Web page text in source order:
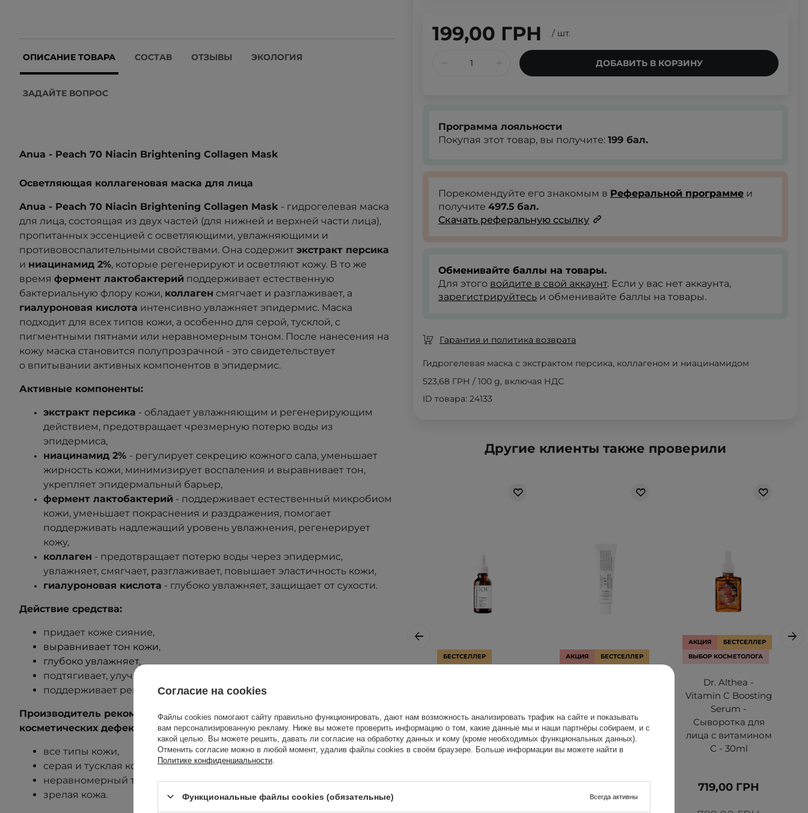
ОПИСАНИЕ ТОВАРА СОСТАВ ОТЗЫВЫ ЭКОЛОГИЯ
ЗАДАЙТЕ ВОПРОС
Anua - Peach 70 Niacin Brightening Collagen Mask
Осветляющая коллагеновая маска для лица
Anua - Peach 70 Niacin Brightening Collagen Mask - гидрогелевая маска
для лица, состоящая из двух частей (для нижней и верхней части лица),
пропитанных эссенцией с осветляющими, увлажняющими и
противовоспалительными свойствами. Она содержит экстракт персика
и ниацинамид 2%, которые регенерируют и осветляют кожу. В то же
время фермент лактобактерий поддерживает естественную
бактериальную флору кожи, коллаген смягчает и разглаживает, а
гиалуроновая кислота интенсивно увлажняет эпидермис. Маска
подходит для всех типов кожи, а особенно для серой, тусклой, с
пигментными пятнами или неравномерным тоном. После нанесения на
кожу маска становится полупрозрачной - это свидетельствует
о впитывании активных компонентов в эпидермис.
Активные компоненты:
экстракт персика - обладает увлажняющим и регенерирующим
действием, предотвращает чрезмерную потерю воды из
эпидермиса,
ниацинамид 2% - регулирует секрецию кожного сала, уменьшает
жирность кожи, минимизирует воспаления и выравнивает тон,
укрепляет эпидермальный барьер,
фермент лактобактерий - поддерживает естественный микробиом
кожи, уменьшает покраснения и раздражения, помогает
поддерживать надлежащий уровень увлажнения, регенерирует
кожу,
коллаген - предотвращает потерю воды через эпидермис,
увлажняет, смягчает, разглаживает, повышает эластичность кожи,
гиалуроновая кислота - глубоко увлажняет, защищает от сухости.
Действие средства:
придает коже сияние,
выравнивает тон кожи,
глубоко увлажняет,
подтягивает, улучшает эластичность и смягчает,
поддерживает регенерацию кожи.
Производитель рекомендует средство для таких типов кожи и
косметических дефектов:
все типы кожи,
серая и тусклая кожа,
неравномерный тон кожи,
зрелая кожа.
199,00 ГРН / шт.
ДОБАВИТЬ В КОРЗИНУ
Программа лояльности
Покупая этот товар, вы получите: 199 бал.
Порекомендуйте его знакомым в Реферальной программе и
получите 497.5 бал.
Скачать реферальную ссылку
Обменивайте баллы на товары.
Для этого войдите в свой аккаунт. Если у вас нет аккаунта,
зарегистрируйтесь и обменивайте баллы на товары.
Гарантия и политика возврата
Гидрогелевая маска с экстрактом персика, коллагеном и ниацинамидом
523,68 ГРН / 100 g, включая НДС
ID товара: 24133
Другие клиенты также проверили
БЕСТСЕЛЛЕР
C-Glow - 30ml
АКЦИЯ БЕСТСЕЛЛЕР
успокаивающий
крем для лица -
50ml
АКЦИЯ
БЕСТСЕЛЛЕР
ВЫБОР КОСМЕТОЛОГА
Dr. Althea -
Vitamin C Boosting
Serum -
Сыворотка для
лица с витамином
С - 30ml
719,00 ГРН
Согласие на cookies
Файлы cookies помогают сайту правильно функционировать, дают нам возможность анализировать трафик на сайте и показывать
вам персонализированную рекламу. Ниже вы можете проверить информацию о том, какие данные мы и наши партнёры собираем, и с
какой целью. Вы можете решить, давать ли согласие на обработку данных и кому (кроме необходимых функциональных данных).
Отменить согласие можно в любой момент, удалив файлы cookies в своём браузере. Больше информации вы можете найти в
Политике конфиденциальности
Функциональные файлы cookies (обязательные) Всегда активны